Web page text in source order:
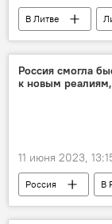
В Литве
Белоруссия
Россия смогла
к новым
11 июня 2023,
Россия
В
Санкции против